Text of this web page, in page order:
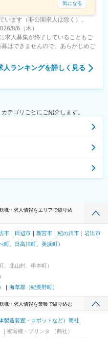
気になる
います（非公開求人は除く）。
8/6（木）
求人募集が終了していることもご
はできませんので、あらかじめご
人ランキングを詳しく見る
テゴリごとにご紹介します。
職・求人情報をエリアで絞り込
市 田辺市 新宮市 紀の川市
岩出市
町、日高川町、美浜町）
、北山村、串本町）
海草郡（紀美野町）
職・求人情報を業種で絞り込む
製造装置・ロボットなど）商社
複写機・プリンタ （商社）